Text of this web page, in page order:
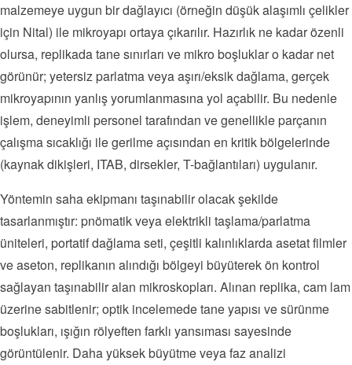
malzemeye uygun bir dağlayıcı (örneğin düşük alaşımlı çelikler
için Nital) ile mikroyapı ortaya çıkarılır. Hazırlık ne kadar özenli
olursa, replikada tane sınırları ve mikro boşluklar o kadar net
görünür; yetersiz parlatma veya aşırı/eksik dağlama, gerçek
mikroyapının yanlış yorumlanmasına yol açabilir. Bu nedenle
işlem, deneyimli personel tarafından ve genellikle parçanın
çalışma sıcaklığı ile gerilme açısından en kritik bölgelerinde
(kaynak dikişleri, ITAB, dirsekler, T-bağlantıları) uygulanır.
Yöntemin saha ekipmanı taşınabilir olacak şekilde
tasarlanmıştır: pnömatik veya elektrikli taşlama/parlatma
üniteleri, portatif dağlama seti, çeşitli kalınlıklarda asetat filmler
ve aseton, replikanın alındığı bölgeyi büyüterek ön kontrol
sağlayan taşınabilir alan mikroskopları. Alınan replika, cam lam
üzerine sabitlenir; optik incelemede tane yapısı ve sürünme
boşlukları, ışığın rölyeften farklı yansıması sayesinde
görüntülenir. Daha yüksek büyütme veya faz analizi